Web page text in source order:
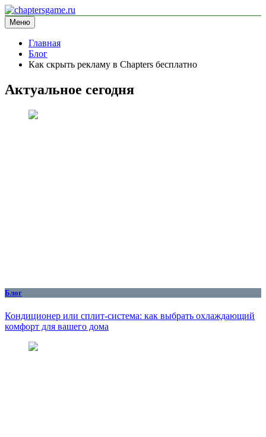
Перейти
к
содержимому
chaptersgame.ru
информационный сайт
Меню
Главная
Блог
Как скрыть рекламу в Chapters бесплатно
Актуальное сегодня
Блог
Кондиционер или сплит-система: как выбрать охлаждающий
комфорт для вашего дома